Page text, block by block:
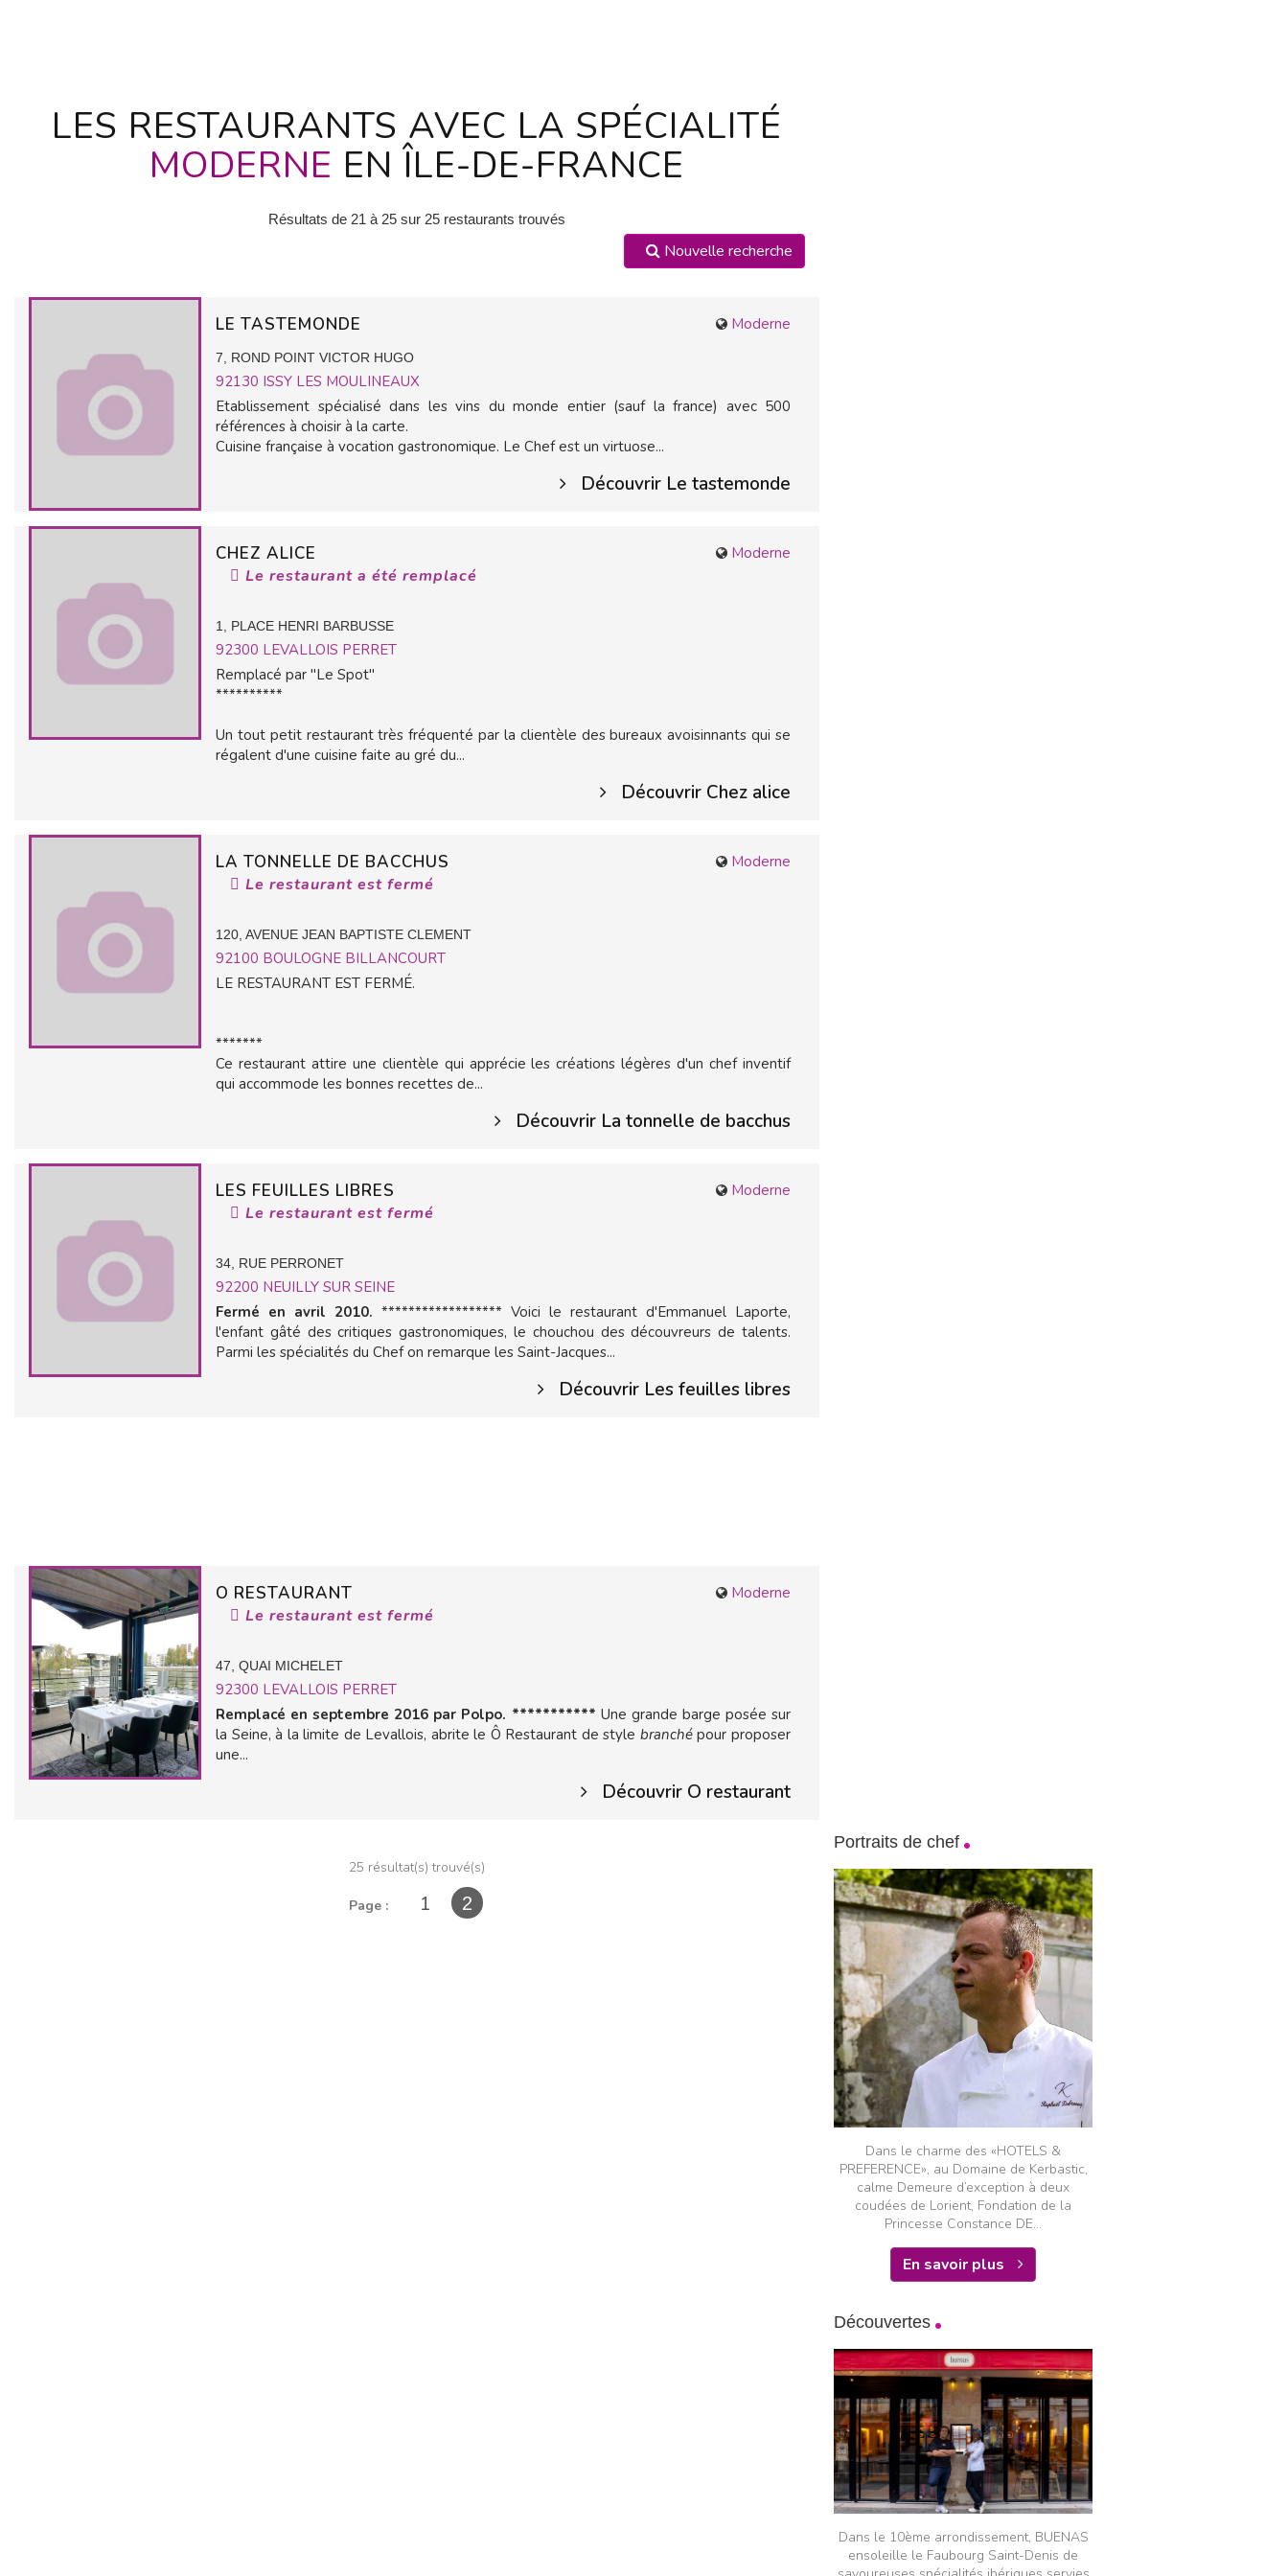
LES RESTAURANTS AVEC LA SPÉCIALITÉ
MODERNE EN ÎLE-DE-FRANCE
Résultats de 21 à 25 sur 25 restaurants trouvés
Nouvelle recherche
Moderne
LE TASTEMONDE
7, ROND POINT VICTOR HUGO
92130 ISSY LES MOULINEAUX
Etablissement spécialisé dans les vins du monde entier (sauf la france) avec 500
références à choisir à la carte.
Cuisine française à vocation gastronomique. Le Chef est un virtuose...
Découvrir Le tastemonde
Moderne
CHEZ ALICE
Le restaurant a été remplacé
1, PLACE HENRI BARBUSSE
92300 LEVALLOIS PERRET
Remplacé par "Le Spot"
**********
Un tout petit restaurant très fréquenté par la clientèle des bureaux avoisinnants qui se
régalent d'une cuisine faite au gré du...
Découvrir Chez alice
Moderne
LA TONNELLE DE BACCHUS
Le restaurant est fermé
120, AVENUE JEAN BAPTISTE CLEMENT
92100 BOULOGNE BILLANCOURT
LE RESTAURANT EST FERMÉ.
*******
Ce restaurant attire une clientèle qui apprécie les créations légères d'un chef inventif
qui accommode les bonnes recettes de...
Découvrir La tonnelle de bacchus
Moderne
LES FEUILLES LIBRES
Le restaurant est fermé
34, RUE PERRONET
92200 NEUILLY SUR SEINE
Fermé en avril 2010. ****************** Voici le restaurant d'Emmanuel Laporte,
l'enfant gâté des critiques gastronomiques, le chouchou des découvreurs de talents.
Parmi les spécialités du Chef on remarque les Saint-Jacques...
Découvrir Les feuilles libres
Moderne
O RESTAURANT
Le restaurant est fermé
47, QUAI MICHELET
92300 LEVALLOIS PERRET
Remplacé en septembre 2016 par Polpo. *********** Une grande barge posée sur
la Seine, à la limite de Levallois, abrite le Ô Restaurant de style branchépour proposer
une...
Découvrir O restaurant
25 résultat(s) trouvé(s)
Page : 1 2
Portraits de chef
Dans le charme des «HOTELS &
PREFERENCE», au Domaine de Kerbastic,
calme Demeure d’exception à deux
coudées de Lorient, Fondation de la
Princesse Constance DE...
En savoir plus
Découvertes
Dans le 10ème arrondissement, BUENAS
ensoleille le Faubourg Saint-Denis de